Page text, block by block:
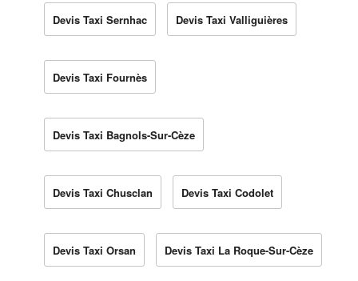
Devis Taxi Sernhac Devis Taxi Valliguières
Devis Taxi Fournès
Devis Taxi Bagnols-Sur-Cèze
Devis Taxi Chusclan Devis Taxi Codolet
Devis Taxi Orsan Devis Taxi La Roque-Sur-Cèze